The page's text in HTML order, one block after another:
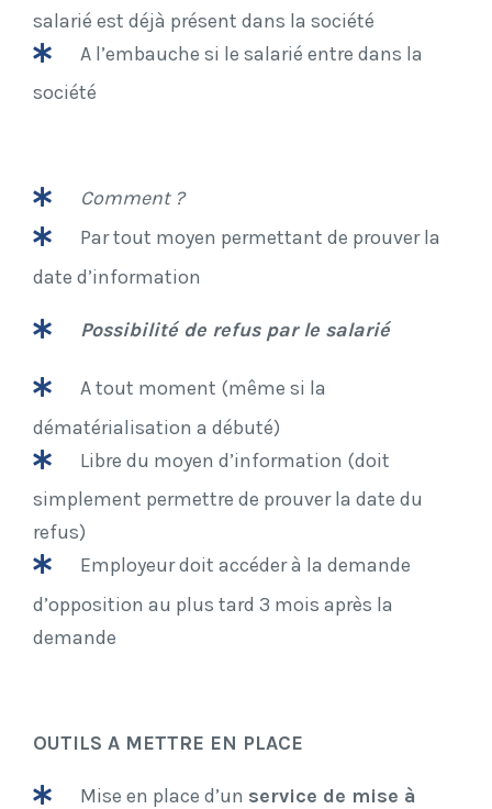
salarié est déjà présent dans la société
A l’embauche si le salarié entre dans la
société
Comment ?
Par tout moyen permettant de prouver la
date d’information
Possibilité de refus par le salarié
A tout moment (même si la
dématérialisation a débuté)
Libre du moyen d’information (doit
simplement permettre de prouver la date du
refus)
Employeur doit accéder à la demande
d’opposition au plus tard 3 mois après la
demande
OUTILS A METTRE EN PLACE
Mise en place d’un service de mise à